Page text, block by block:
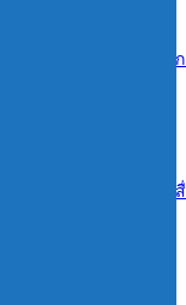
Green Life” #ปลูก
ทอดภาพลักษณ์ใหม่ ผ่าน